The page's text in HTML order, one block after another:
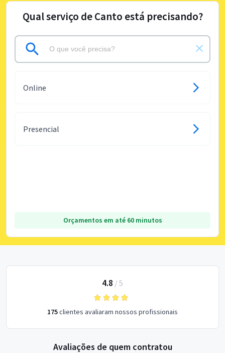
Qual serviço de Canto está precisando?
Online
Presencial
Orçamentos em até 60 minutos
4.8 / 5
175clientes avaliaram nossos profissionais
Avaliações de quem contratou